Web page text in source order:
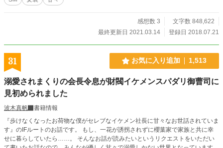
感想数 3
文字数 848,622
最終更新日 2021.03.14
登録日 2018.07.21
31 お気に入り追加 1,513
溺愛されまくりの会長令息が財閥イケメンスパダリ御曹司に
見初められました
波木真帆
書籍情報
『歩けなくなったお荷物な僕がセレブなイケメン社長に甘々なお世話されていま
す』のIFルートのお話です。 もし、一花が誘拐されずに櫻葉家で家族と共に幸
せに暮らしていたら……。 そんなお話が読みたいというリクエストをいただい